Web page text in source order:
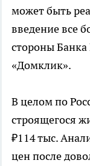
может быть
введение все
стороны
«Домклик».
В целом по
строящегося
₽114 тыс.
цен после